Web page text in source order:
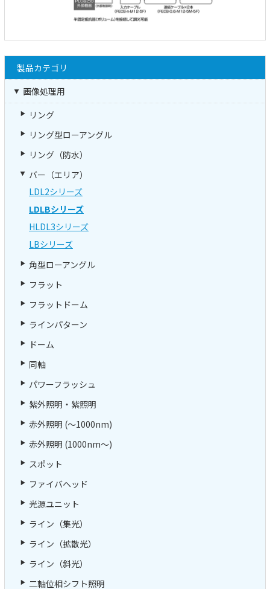
製品カテゴリ
画像処理用
リング
リング型ローアングル
リング（防水）
バー（エリア）
LDL2シリーズ
LDLBシリーズ
HLDL3シリーズ
LBシリーズ
角型ローアングル
フラット
フラットドーム
ラインパターン
ドーム
同軸
パワーフラッシュ
紫外照明・紫照明
赤外照明 (～1000nm)
赤外照明 (1000nm～)
スポット
ファイバヘッド
光源ユニット
ライン（集光）
ライン（拡散光）
ライン（斜光）
二軸位相シフト照明